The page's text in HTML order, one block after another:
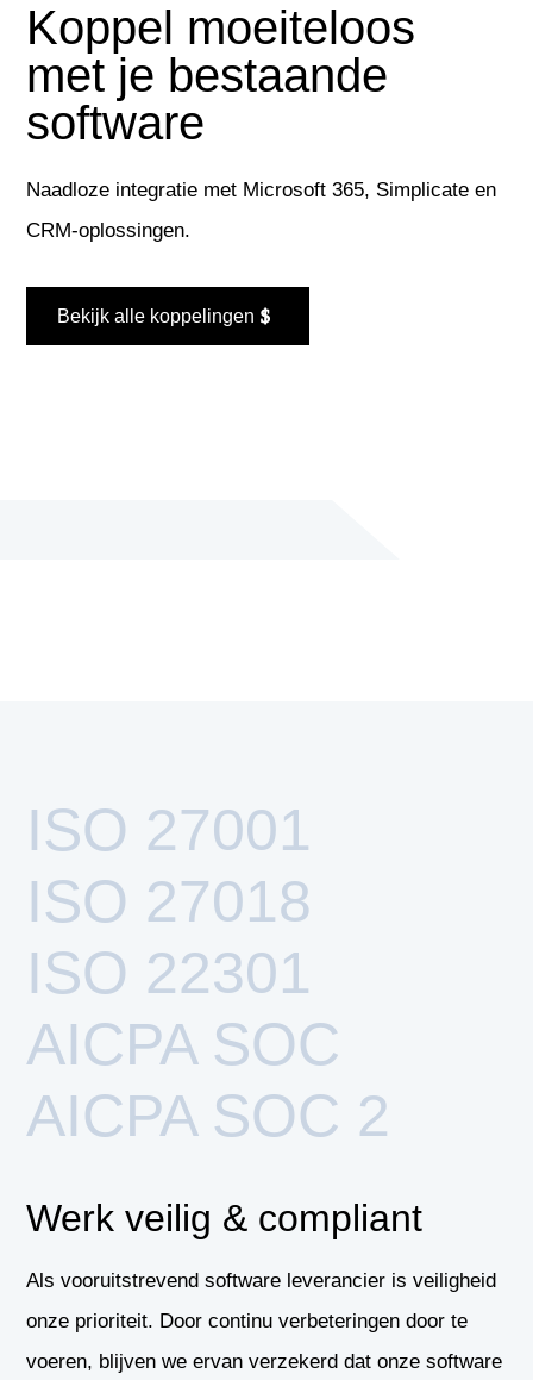
Koppel moeiteloos
met je bestaande
software
Naadloze integratie met Microsoft 365, Simplicate en
CRM-oplossingen.
Bekijk alle koppelingen
ISO 27001
ISO 27018
ISO 22301
AICPA SOC
AICPA SOC 2
Werk veilig & compliant
Als vooruitstrevend software leverancier is veiligheid
onze prioriteit. Door continu verbeteringen door te
voeren, blijven we ervan verzekerd dat onze software